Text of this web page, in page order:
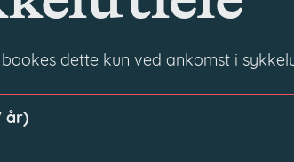
bookes dette kun ved ankomst i
år)